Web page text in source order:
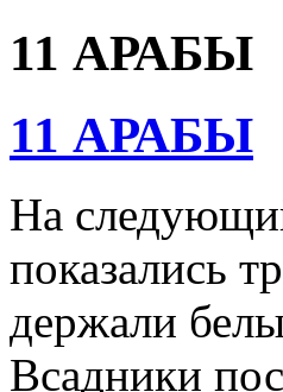
11 АРАБЫ
11 АРАБЫ
На
показались
держали
Всадники